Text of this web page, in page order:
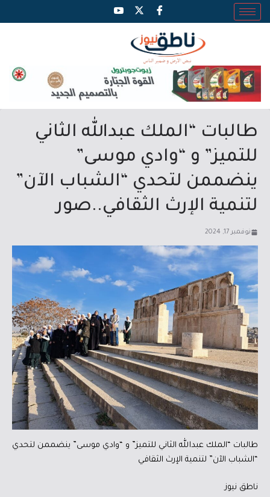
طالبات “الملك عبدالله الثاني
للتميز” و “وادي موسى”
ينضممن لتحدي “الشباب الآن”
لتنمية الإرث الثقافي..صور
نوفمبر 17, 2024
طالبات “الملك عبدالله الثاني للتميز” و “وادي موسى” ينضممن لتحدي
“الشباب الآن” لتنمية الإرث الثقافي
ناطق نيوز